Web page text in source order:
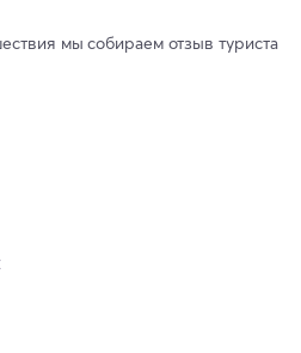
мы собираем отзыв туриста